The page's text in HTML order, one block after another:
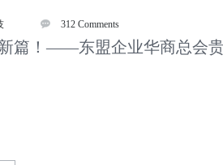
312 Comments
篇！——东盟企业华商总会